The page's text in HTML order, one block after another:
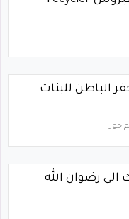
الباطن للبنات
حور
الى رضوان الله